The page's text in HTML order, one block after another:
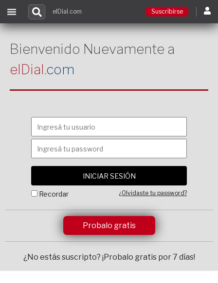
Contacto
elDial.com Suscribirse
Bienvenido Nuevamente a
elDial.com
Recordar ¿Olvidaste tu password?
Probalo gratis
¿No estás suscripto? ¡Probalo gratis por 7 días!